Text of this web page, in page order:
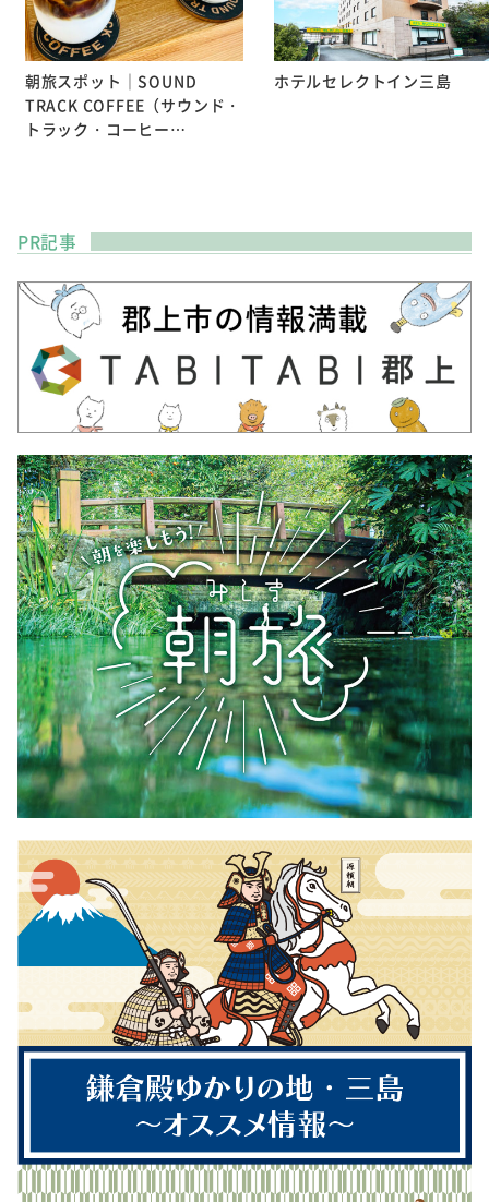
朝旅スポット｜SOUND
TRACK COFFEE（サウンド・
トラック・コーヒー…
ホテルセレクトイン三島
PR記事